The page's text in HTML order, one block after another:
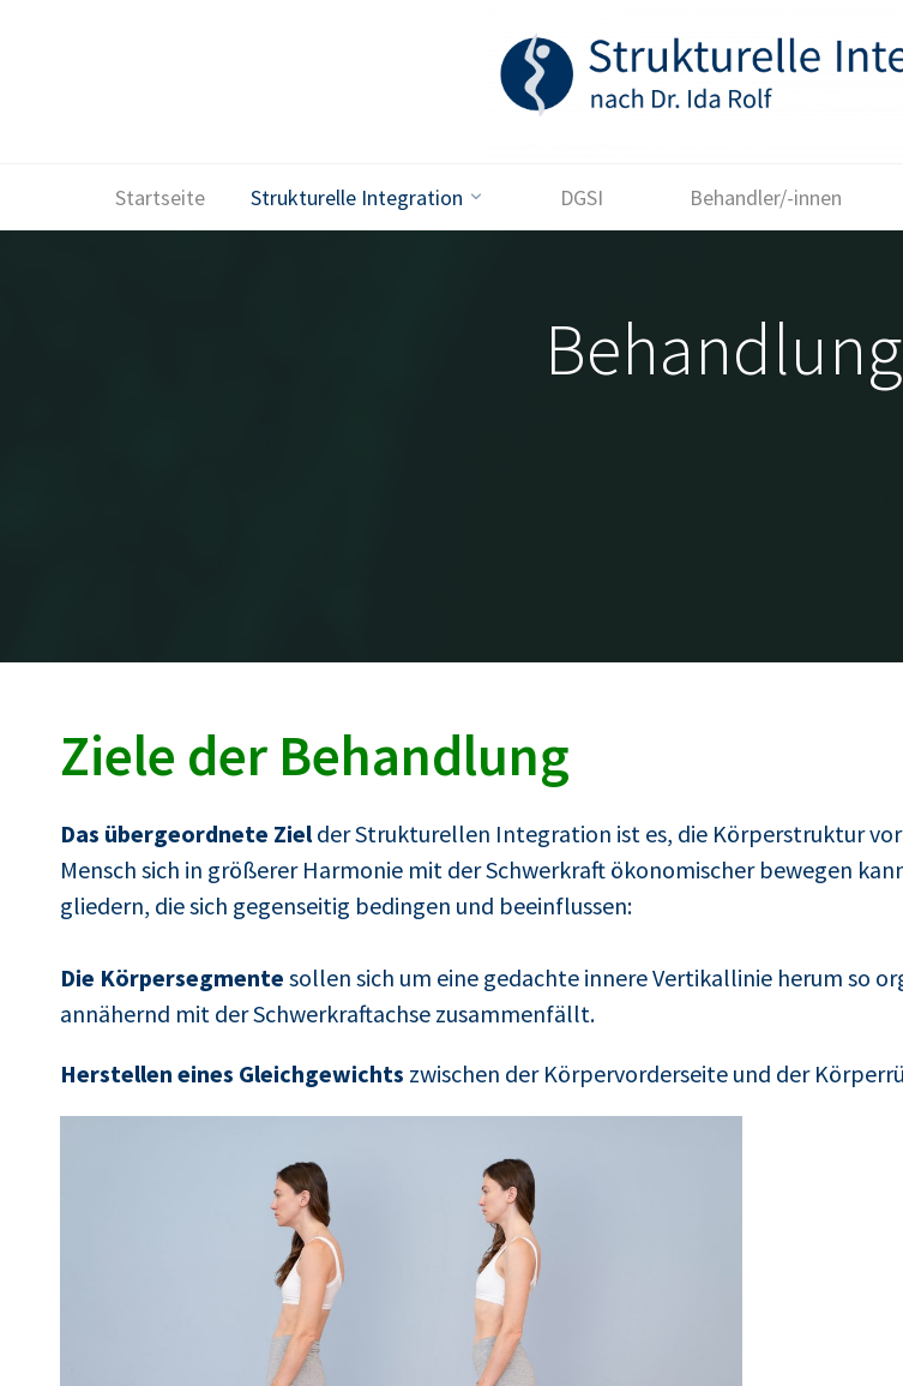
Startseite Strukturelle Integration DGSI Behandler/-innen
Ziele der Behandlung
Das übergeordnete Zielder Strukturellen Integration ist es, die Körperstruktur
Mensch sich in größerer Harmonie mit der Schwerkraft ökonomischer bewegen
gliedern, die sich gegenseitig bedingen und beeinflussen:
Die Körpersegmente sollen sich um eine gedachte innere Vertikallinie herum so
annähernd mit der Schwerkraftachse zusammenfällt.
Herstellen eines Gleichgewichts zwischen der Körpervorderseite und der